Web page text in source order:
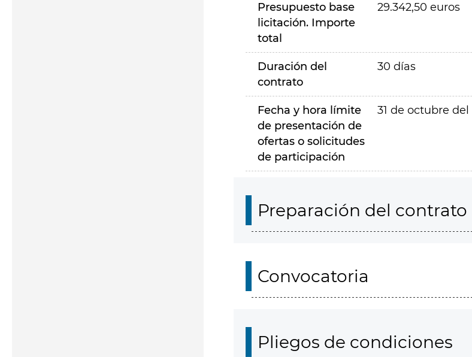
Presupuesto base
licitación. Importe
total
29.342,50 euros
Duración del
contrato
30 días
Fecha y hora límite
de presentación de
ofertas o solicitudes
de participación
31 de octubre del
Preparación del contrato
Convocatoria
Pliegos de condiciones